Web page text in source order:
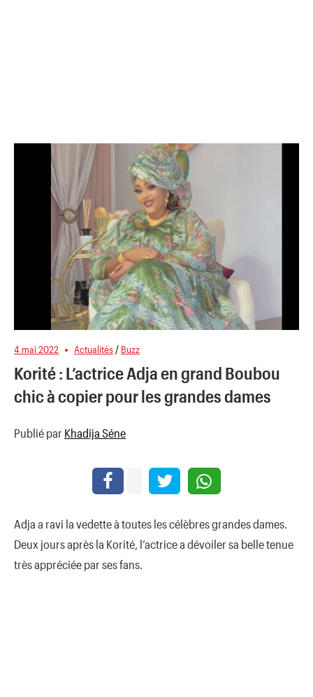
4 mai 2022 Actualités / Buzz
Korité : L’actrice Adja en grand Boubou
chic à copier pour les grandes dames
Publié par Khadija Séne
Adja a ravi la vedette à toutes les célèbres grandes dames.
Deux jours après la Korité, l’actrice a dévoiler sa belle tenue
très appréciée par ses fans.